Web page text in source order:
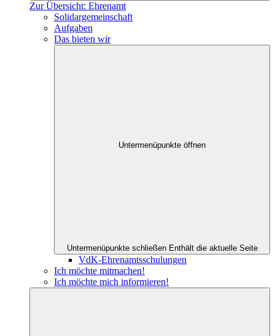
Zur Übersicht: Ehrenamt
Solidargemeinschaft
Aufgaben
Das bieten wir
Untermenüpunkte öffnen
Untermenüpunkte schließen Enthält die aktuelle Seite
VdK-Ehrenamtsschulungen
Ich möchte mitmachen!
Ich möchte mich informieren!